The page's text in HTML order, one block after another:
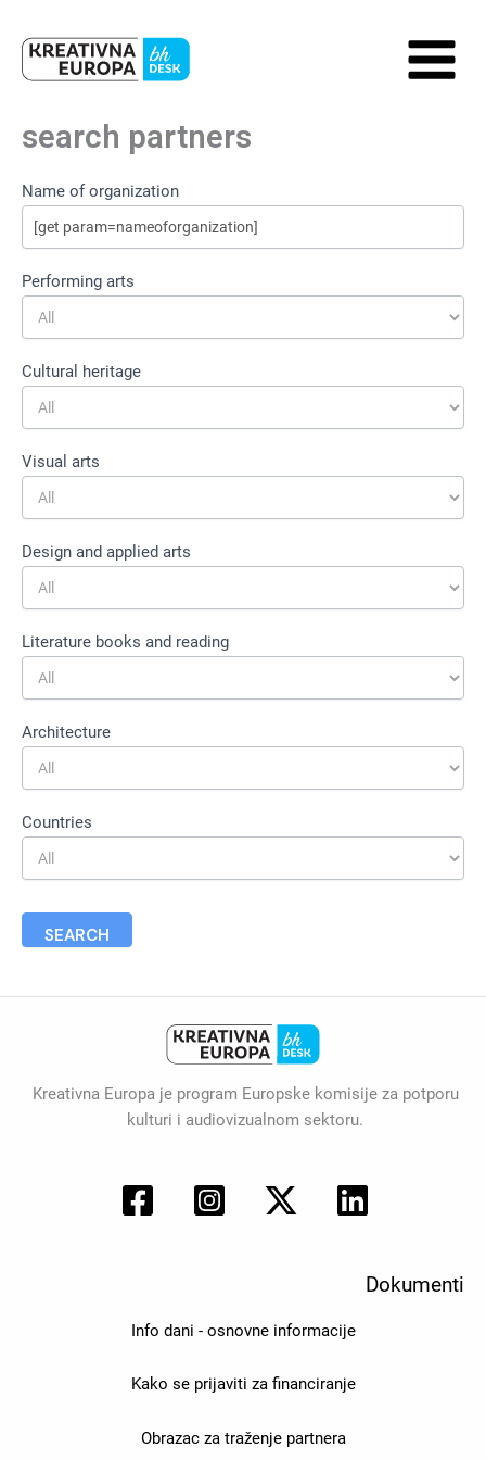
content
search partners
Register
Organization
Search
Name of organization
Performing arts
Cultural heritage
Visual arts
Design and applied arts
Literature books and reading
Architecture
Countries
SEARCH
Kreativna Europa je program Europske komisije za potporu
kulturi i audiovizualnom sektoru.
Dokumenti
Info dani - osnovne informacije
Kako se prijaviti za financiranje
Obrazac za traženje partnera